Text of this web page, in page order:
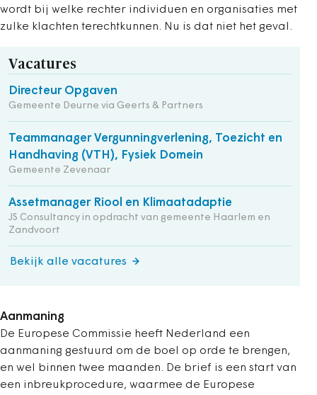
wordt bij welke rechter individuen en organisaties met
zulke klachten terechtkunnen. Nu is dat niet het geval.
Vacatures
Directeur Opgaven
Gemeente Deurne via Geerts & Partners
Teammanager Vergunningverlening, Toezicht en
Handhaving (VTH), Fysiek Domein
Gemeente Zevenaar
Assetmanager Riool en Klimaatadaptie
JS Consultancy in opdracht van gemeente Haarlem en
Zandvoort
Bekijk alle vacatures
Aanmaning
De Europese Commissie heeft Nederland een
aanmaning gestuurd om de boel op orde te brengen,
en wel binnen twee maanden. De brief is een start van
een inbreukprocedure, waarmee de Europese